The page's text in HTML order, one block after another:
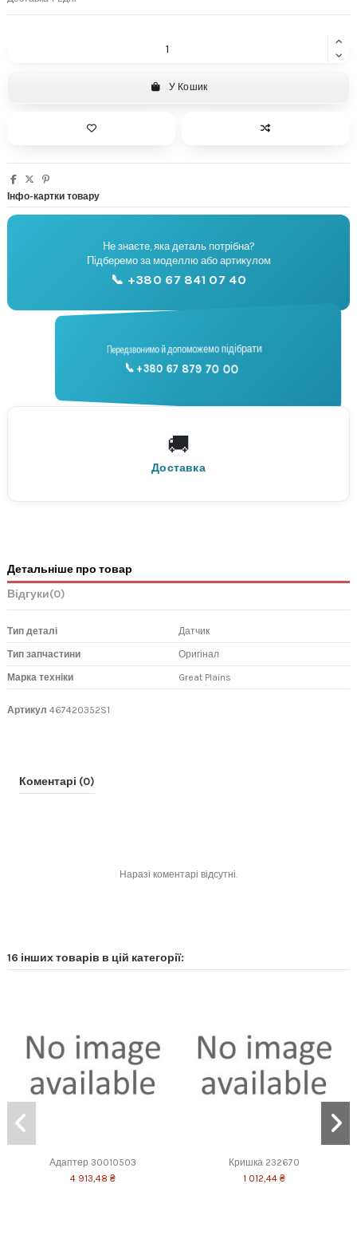
У Кошик
Інфо-картки товару
🔧
Підбір запчастин
Не знаєте, яка деталь потрібна?
Підберемо за моделлю або артикулом
📞 +380 67 841 07 40
📞
Консультація
Передзвонимо й допоможемо підібрати
📞 +380 67 879 70 00
🚚
Доставка
По всій Україні
Нова Пошта
Детальніше про товар
Відгуки(0)
Тип деталі Датчик
Тип запчастини Оригінал
Марка техніки Great Plains
Артикул 467420352S1
Коментарі (0)
Наразі коментарі відсутні.
16 інших товарів в цій категорії:
Адаптер 30010503
4 913,48 ₴
Кришка 232670
1 012,44 ₴